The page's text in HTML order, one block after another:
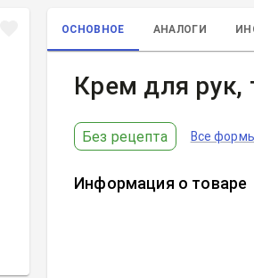
ОСНОВНОЕ АНАЛОГИ
Крем для рук,
Без рецепта Все
Информация о товаре